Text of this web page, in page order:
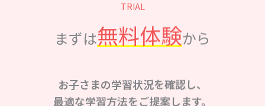
TRIAL
まずは無料体験から
お子さまの学習状況を確認し、
最適な学習方法をご提案します。